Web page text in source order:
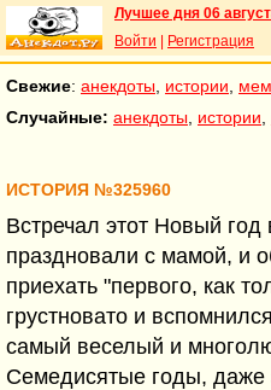
Лучшее дня 06
Войти
Регистрация
Свежие: анекдоты истории
Случайные: анекдоты истории
ИСТОРИЯ №325960
Встречал этот Новый год
праздновали с мамой, и
приехать "первого, как
грустновато и вспомнился
самый веселый и
Семедисятые годы, даже